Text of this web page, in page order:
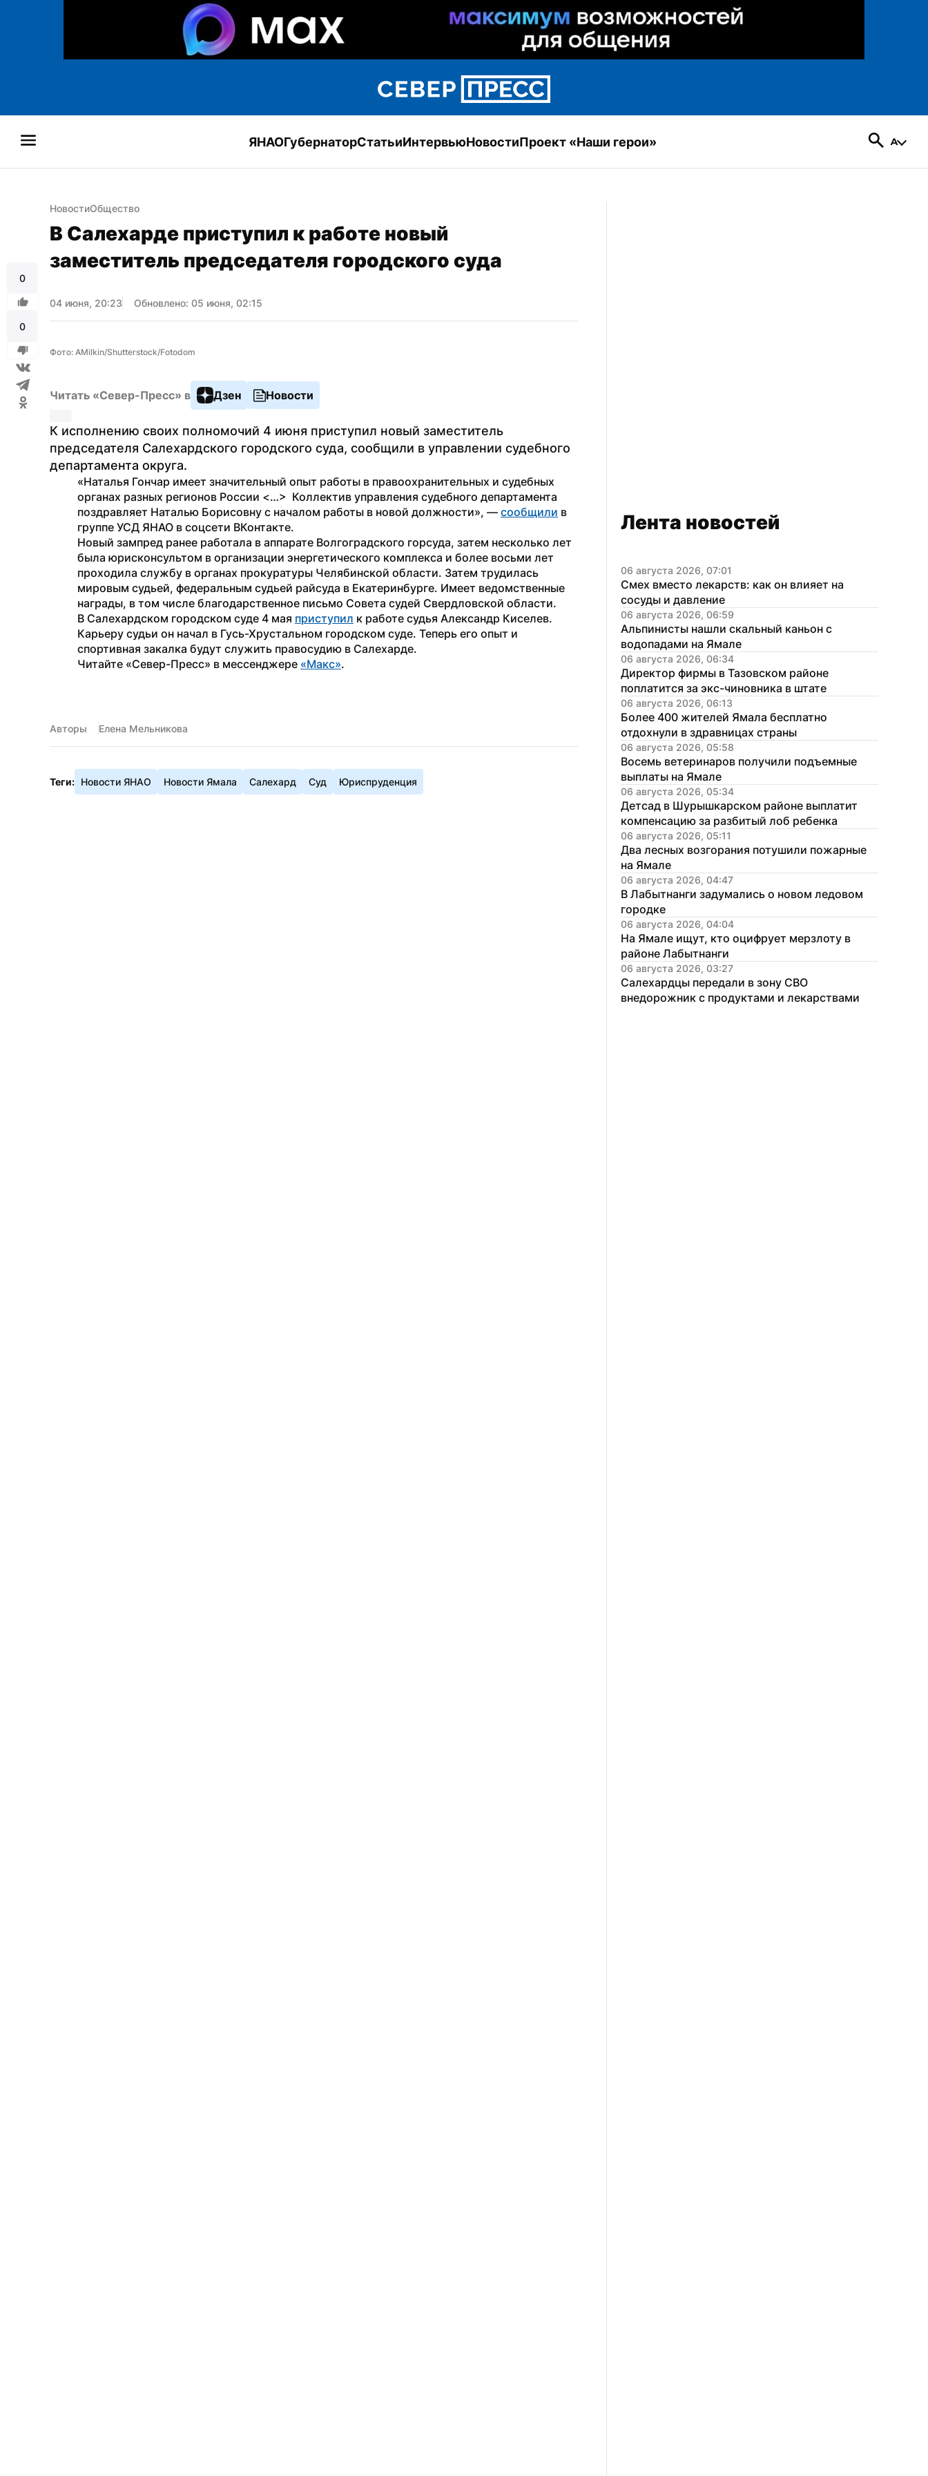
ЯНАОГубернаторСтатьиИнтервьюНовостиПроект «Наши герои»
0
0
НовостиОбщество
В Салехарде приступил к работе новый
заместитель председателя городского суда
04 июня, 20:23 Обновлено: 05 июня, 02:15
Фото: AMilkin/Shutterstock/Fotodom
Читать «Север-Пресс» в Дзен Новости
К исполнению своих полномочий 4 июня приступил новый заместитель
председателя Салехардского городского суда, сообщили в управлении судебного
департамента округа.
«Наталья Гончар имеет значительный опыт работы в правоохранительных и судебных
органах разных регионов России <…>  Коллектив управления судебного департамента
поздравляет Наталью Борисовну с началом работы в новой должности», — сообщили в
группе УСД ЯНАО в соцсети ВКонтакте.
Новый зампред ранее работала в аппарате Волгоградского горсуда, затем несколько лет
была юрисконсультом в организации энергетического комплекса и более восьми лет
проходила службу в органах прокуратуры Челябинской области. Затем трудилась
мировым судьей, федеральным судьей райсуда в Екатеринбурге. Имеет ведомственные
награды, в том числе благодарственное письмо Совета судей Свердловской области.
В Салехардском городском суде 4 мая приступил к работе судья Александр Киселев.
Карьеру судьи он начал в Гусь-Хрустальном городском суде. Теперь его опыт и
спортивная закалка будут служить правосудию в Салехарде.
Читайте «Север-Пресс» в мессенджере «Макс».
Авторы Елена Мельникова
Теги: Новости ЯНАО Новости Ямала Салехард Суд Юриспруденция
Лента новостей
06 августа 2026, 07:01
Смех вместо лекарств: как он влияет на
сосуды и давление
06 августа 2026, 06:59
Альпинисты нашли скальный каньон с
водопадами на Ямале
06 августа 2026, 06:34
Директор фирмы в Тазовском районе
поплатится за экс-чиновника в штате
06 августа 2026, 06:13
Более 400 жителей Ямала бесплатно
отдохнули в здравницах страны
06 августа 2026, 05:58
Восемь ветеринаров получили подъемные
выплаты на Ямале
06 августа 2026, 05:34
Детсад в Шурышкарском районе выплатит
компенсацию за разбитый лоб ребенка
06 августа 2026, 05:11
Два лесных возгорания потушили пожарные
на Ямале
06 августа 2026, 04:47
В Лабытнанги задумались о новом ледовом
городке
06 августа 2026, 04:04
На Ямале ищут, кто оцифрует мерзлоту в
районе Лабытнанги
06 августа 2026, 03:27
Салехардцы передали в зону СВО
внедорожник с продуктами и лекарствами